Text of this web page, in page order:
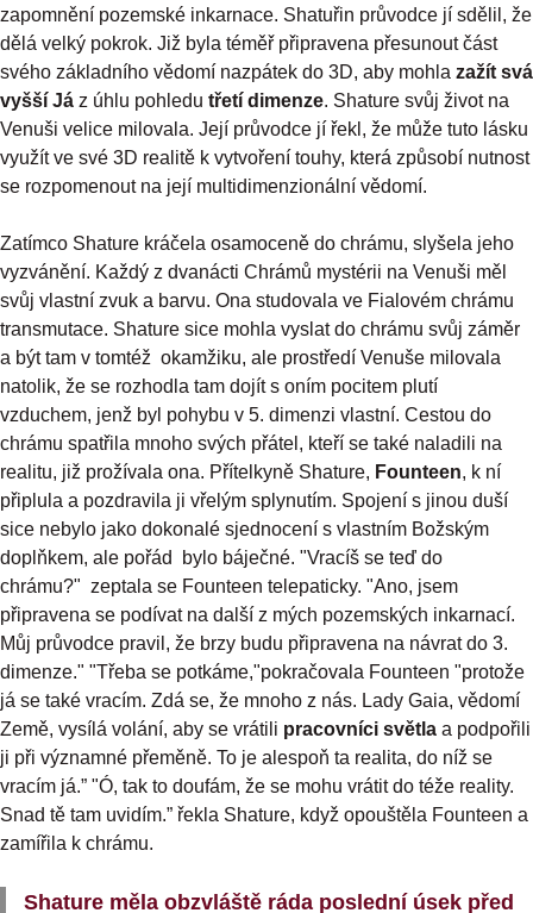
zapomnění pozemské inkarnace. Shatuřin průvodce jí sdělil, že
dělá velký pokrok. Již byla téměř připravena přesunout část
svého základního vědomí nazpátek do 3D, aby mohla zažít svá
vyšší Já z úhlu pohledu třetí dimenze. Shature svůj život na
Venuši velice milovala. Její průvodce jí řekl, že může tuto lásku
využít ve své 3D realitě k vytvoření touhy, která způsobí nutnost
se rozpomenout na její multidimenzionální vědomí.
Zatímco Shature kráčela osamoceně do chrámu, slyšela jeho
vyzvánění. Každý z dvanácti Chrámů mystérii na Venuši měl
svůj vlastní zvuk a barvu. Ona studovala ve Fialovém chrámu
transmutace. Shature sice mohla vyslat do chrámu svůj záměr
a být tam v tomtéž okamžiku, ale prostředí Venuše milovala
natolik, že se rozhodla tam dojít s oním pocitem plutí
vzduchem, jenž byl pohybu v 5. dimenzi vlastní. Cestou do
chrámu spatřila mnoho svých přátel, kteří se také naladili na
realitu, již prožívala ona. Přítelkyně Shature, Founteen, k ní
připlula a pozdravila ji vřelým splynutím. Spojení s jinou duší
sice nebylo jako dokonalé sjednocení s vlastním Božským
doplňkem, ale pořád bylo báječné. "Vracíš se teď do
chrámu?" zeptala se Founteen telepaticky. "Ano, jsem
připravena se podívat na další z mých pozemských inkarnací.
Můj průvodce pravil, že brzy budu připravena na návrat do 3.
dimenze." "Třeba se potkáme,"pokračovala Founteen "protože
já se také vracím. Zdá se, že mnoho z nás. Lady Gaia, vědomí
Země, vysílá volání, aby se vrátili pracovníci světla a podpořili
ji při významné přeměně. To je alespoň ta realita, do níž se
vracím já.” "Ó, tak to doufám, že se mohu vrátit do téže reality.
Snad tě tam uvidím.” řekla Shature, když opouštěla Founteen a
zamířila k chrámu.
Shature měla obzvláště ráda poslední úsek před